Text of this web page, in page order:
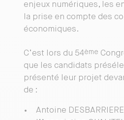
enjeux numériques, les
la prise en compte des
économiques.
C’est lors du 54ème
que les candidats
présenté leur projet
de :
Antoine